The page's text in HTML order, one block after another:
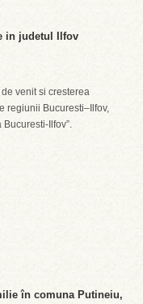
in judetul Ilfov
venit si cresterea
regiunii Bucuresti–Ilfov,
Ilfov”.
în comuna Putineiu,